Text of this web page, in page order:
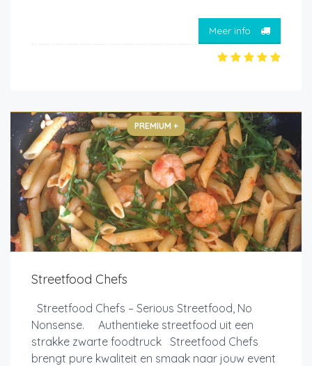
Meer info
PREMIUM +
Streetfood Chefs
Streetfood Chefs – Serious Streetfood, No
Nonsense. Authentieke streetfood uit een
strakke zwarte foodtruck Streetfood Chefs
brengt pure kwaliteit en smaak naar jouw event